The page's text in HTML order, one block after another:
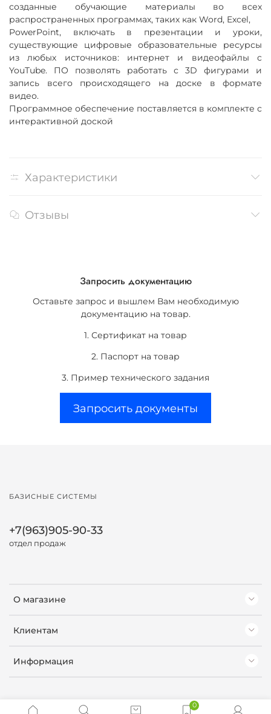
созданные обучающие материалы во всех
распространенных программах, таких как Word, Excel,
PowerPoint, включать в презентации и уроки,
существующие цифровые образовательные ресурсы
из любых источников: интернет и видеофайлы c
YouTube. ПО позволять работать с 3D фигурами и
запись всего происходящего на доске в формате
видео.
Программное обеспечение поставляется в комплекте с
интерактивной доской
Характеристики
Отзывы
Запросить документацию
Оставьте запрос и вышлем Вам необходимую
документацию на товар.
1. Сертификат на товар
2. Паспорт на товар
3. Пример технического задания
Запросить документы
О магазине
Клиентам
Информация
БАЗИСНЫЕ СИСТЕМЫ
+7(963)905-90-33
отдел продаж
0